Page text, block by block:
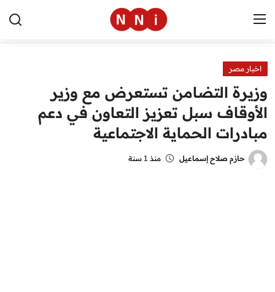
الرئيسية
اخبار مصر
العالم
الرياضة
اخبار مصر
وزيرة التضامن تستعرض مع وزير
الأوقاف سبل تعزيز التعاون في دعم
مبادرات الحماية الاجتماعية
حازم صلاح إسماعيل منذ 1 سنة